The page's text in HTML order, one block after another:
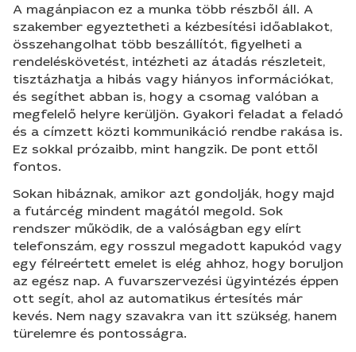
A magánpiacon ez a munka több részből áll. A
szakember egyeztetheti a kézbesítési időablakot,
összehangolhat több beszállítót, figyelheti a
rendeléskövetést, intézheti az átadás részleteit,
tisztázhatja a hibás vagy hiányos információkat,
és segíthet abban is, hogy a csomag valóban a
megfelelő helyre kerüljön. Gyakori feladat a feladó
és a címzett közti kommunikáció rendbe rakása is.
Ez sokkal prózaibb, mint hangzik. De pont ettől
fontos.
Sokan hibáznak, amikor azt gondolják, hogy majd
a futárcég mindent magától megold. Sok
rendszer működik, de a valóságban egy elírt
telefonszám, egy rosszul megadott kapukód vagy
egy félreértett emelet is elég ahhoz, hogy boruljon
az egész nap. A fuvarszervezési ügyintézés éppen
ott segít, ahol az automatikus értesítés már
kevés. Nem nagy szavakra van itt szükség, hanem
türelemre és pontosságra.